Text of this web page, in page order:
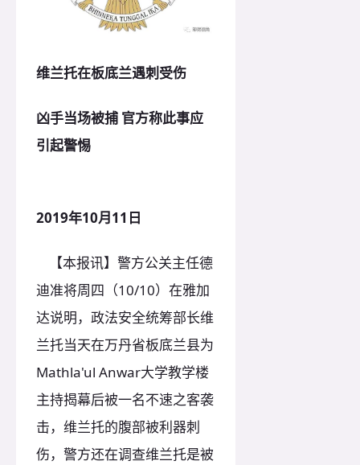
维兰托在板底兰遇刺受伤
凶手当场被捕 官方称此事应
引起警惕
2019年10月11日
【本报讯】警方公关主任德
迪准将周四（10/10）在雅加
达说明，政法安全统筹部长维
兰托当天在万丹省板底兰县为
Mathla'ul Anwar大学教学楼
主持揭幕后被一名不速之客袭
击，维兰托的腹部被利器刺
伤，警方还在调查维兰托是被